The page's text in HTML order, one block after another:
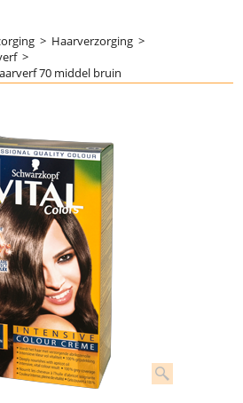
> Haarverzorging >
>
70 middel bruin